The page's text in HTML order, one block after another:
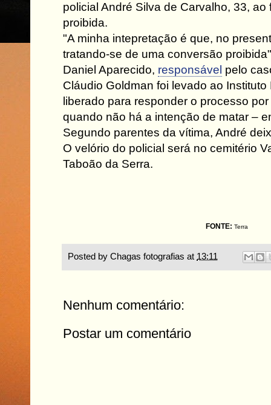
policial André Silva de Carvalho, 33,
proibida.
"A minha intepretação é que, no
tratando-se de uma conversão
Daniel Aparecido, responsável pelo
Cláudio Goldman foi levado ao
liberado para responder o processo
quando não há a intenção de matar –
Segundo parentes da vítima, André
O velório do policial será no cemitério
Taboão da Serra.
FONTE: Terra
Posted by Chagas fotografias at 13:11
Nenhum comentário:
Postar um comentário